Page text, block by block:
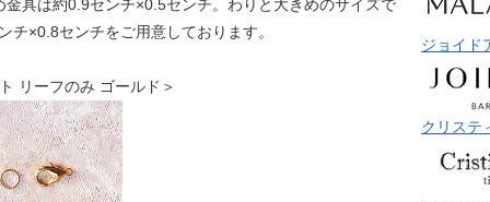
具は約0.9センチ×0.5センチ。わりと大きめのサイズで
チ×0.8センチをご用意しております。
リーフのみ ゴールド＞
ジョイド
クリステ